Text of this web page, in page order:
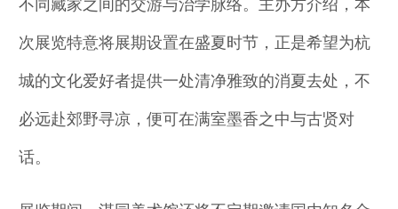
不同藏家之间的交游与治学脉络。主办方介绍，本
次展览特意将展期设置在盛夏时节，正是希望为杭
城的文化爱好者提供一处清净雅致的消夏去处，不
必远赴郊野寻凉，便可在满室墨香之中与古贤对
话。